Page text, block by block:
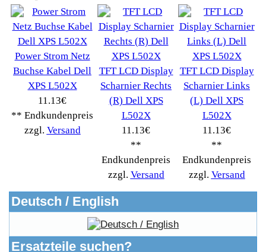
FAQ
Copyright © 2026Myeparts Handel Shop
Ersatzteile Gebrauchte Geldverdienen
Powered by
osCommerce